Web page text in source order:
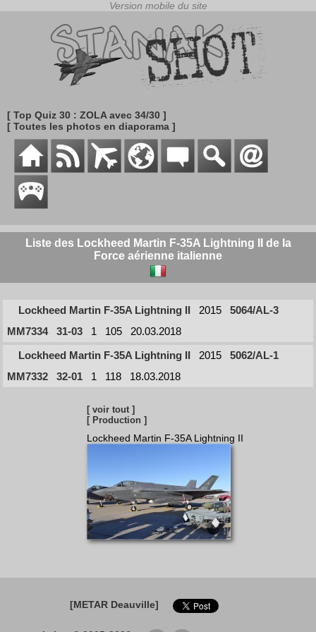
[ Top Quiz 30 : ZOLA avec 34/30 ]
[ Toutes les photos en diaporama ]
Liste des Lockheed Martin F-35A Lightning II de la
Force aérienne italienne
Lockheed Martin F-35A Lightning II 2015
5064/AL-3
MM7334
31-03 1 105
20.03.2018
Lockheed Martin F-35A Lightning II
2015
5062/AL-1
MM7332
32-01 1 118 18.03.2018
[ voir tout ]
[ Production ]
Lockheed Martin F-35A Lightning II
[METAR Deauville]